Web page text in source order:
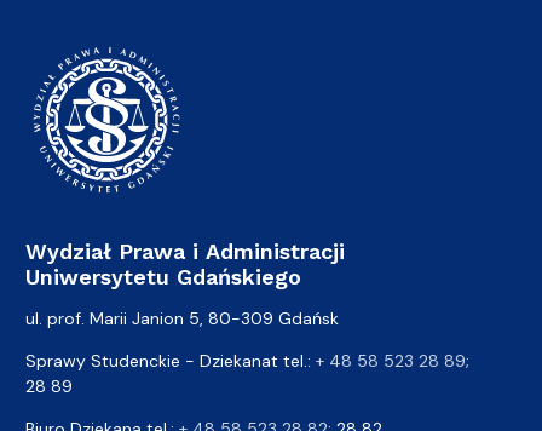
Wydział Prawa i Administracji
Uniwersytetu Gdańskiego
ul. prof. Marii Janion 5, 80-309 Gdańsk
Sprawy Studenckie - Dziekanat tel.: + 48 58 523 28 89;
28 89